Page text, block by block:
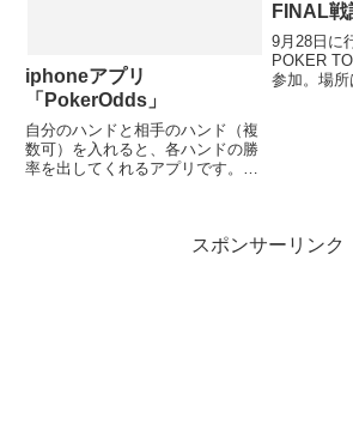
iphoneアプリ
「PokerOdds」
自分のハンドと相手のハンド（複
数可）を入れると、各ハンドの勝
率を出してくれるアプリです。シ
FINAL戦
9月28日に
POKER
参加。場
スポンサーリンク